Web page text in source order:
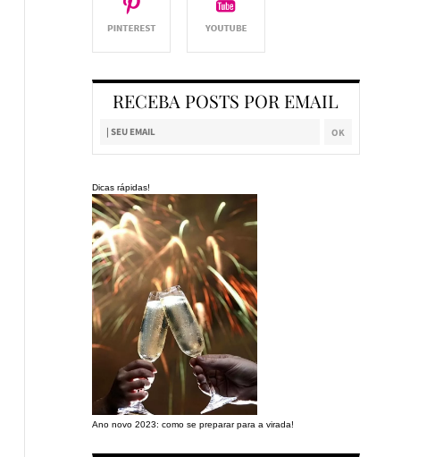
RECEBA POSTS POR EMAIL
Dicas rápidas!
Ano novo 2023: como se preparar para a virada!